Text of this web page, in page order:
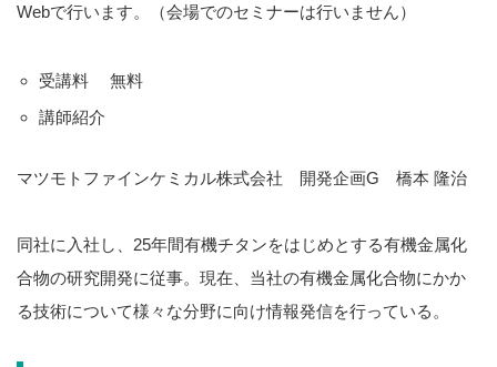
Webで行います。（会場でのセミナーは行いません）
受講料 無料
講師紹介
マツモトファインケミカル株式会社 開発企画G 橋本 隆治
同社に入社し、25年間有機チタンをはじめとする有機金属化
合物の研究開発に従事。現在、当社の有機金属化合物にかか
る技術について様々な分野に向け情報発信を行っている。